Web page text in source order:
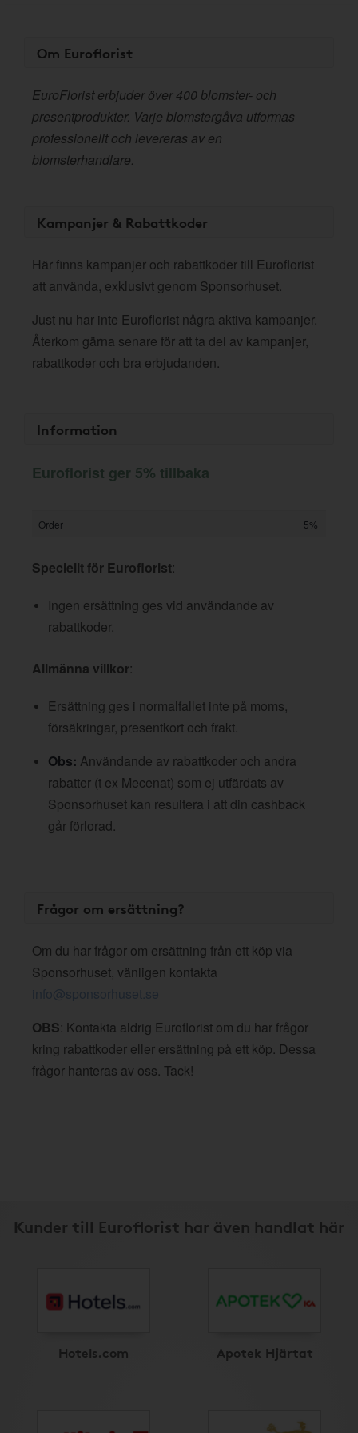
Om Euroflorist
EuroFlorist erbjuder över 400 blomster- och
presentprodukter. Varje blomstergåva utformas
professionellt och levereras av en
blomsterhandlare.
Kampanjer & Rabattkoder
Här finns kampanjer och rabattkoder till Euroflorist
att använda, exklusivt genom Sponsorhuset.
Just nu har inte Euroflorist några aktiva kampanjer.
Återkom gärna senare för att ta del av kampanjer,
rabattkoder och bra erbjudanden.
Information
Euroflorist ger 5% tillbaka
Order 5%
Speciellt för Euroflorist:
Ingen ersättning ges vid användande av
rabattkoder.
Allmänna villkor:
Ersättning ges i normalfallet inte på moms,
försäkringar, presentkort och frakt.
Obs: Användande av rabattkoder och andra
rabatter (t ex Mecenat) som ej utfärdats av
Sponsorhuset kan resultera i att din cashback
går förlorad.
Frågor om ersättning?
Om du har frågor om ersättning från ett köp via
Sponsorhuset, vänligen kontakta
info@sponsorhuset.se
OBS: Kontakta aldrig Euroflorist om du har frågor
kring rabattkoder eller ersättning på ett köp. Dessa
frågor hanteras av oss. Tack!
Kunder till Euroflorist har även handlat här
Hotels.com Apotek Hjärtat